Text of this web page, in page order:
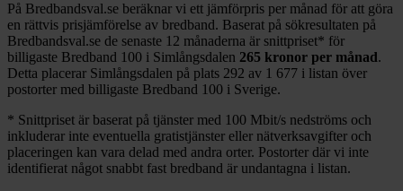
På Bredbandsval.se beräknar vi ett jämförpris per månad för att göra
en rättvis prisjämförelse av bredband. Baserat på sökresultaten på
Bredbandsval.se de senaste 12 månaderna är snittpriset* för
billigaste Bredband 100 i Simlångsdalen 265 kronor per månad.
Detta placerar Simlångsdalen på plats 292 av 1 677 i listan över
postorter med billigaste Bredband 100 i Sverige.
* Snittpriset är baserat på tjänster med 100 Mbit/s nedströms och
inkluderar inte eventuella gratistjänster eller nätverksavgifter och
placeringen kan vara delad med andra orter. Postorter där vi inte
identifierat något snabbt fast bredband är undantagna i listan.